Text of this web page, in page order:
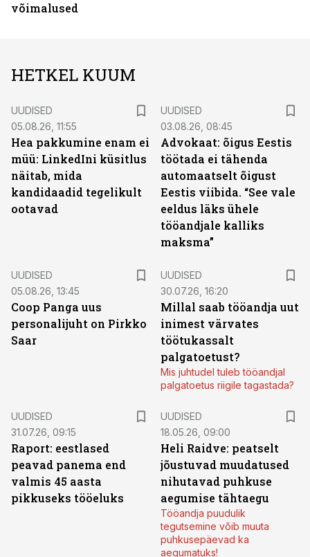
võimalused
HETKEL KUUM
UUDISED
05.08.26, 11:55
Hea pakkumine enam ei
müü: LinkedIni küsitlus
näitab, mida
kandidaadid tegelikult
ootavad
UUDISED
03.08.26, 08:45
Advokaat: õigus Eestis
töötada ei tähenda
automaatselt õigust
Eestis viibida. “See vale
eeldus läks ühele
tööandjale kalliks
maksma”
UUDISED
05.08.26, 13:45
Coop Panga uus
personalijuht on Pirkko
Saar
UUDISED
30.07.26, 16:20
Millal saab tööandja uut
inimest värvates
töötukassalt
palgatoetust?
Mis juhtudel tuleb tööandjal
palgatoetus riigile tagastada?
UUDISED
31.07.26, 09:15
Raport: eestlased
peavad panema end
valmis 45 aasta
pikkuseks tööeluks
UUDISED
18.05.26, 09:00
Heli Raidve: peatselt
jõustuvad muudatused
nihutavad puhkuse
aegumise tähtaegu
Tööandja puudulik
tegutsemine võib muuta
puhkusepäevad ka
aegumatuks!